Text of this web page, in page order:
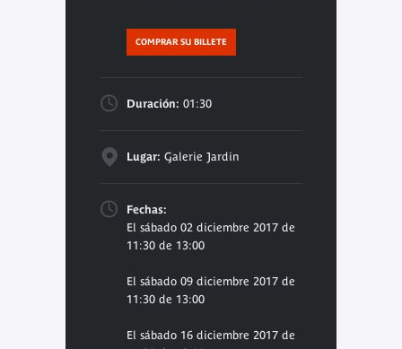
COMPRAR SU BILLETE
Duración: 01:30
Lugar: Galerie Jardin
Fechas:
El sábado 02 diciembre 2017 de
11:30 de 13:00
El sábado 09 diciembre 2017 de
11:30 de 13:00
El sábado 16 diciembre 2017 de